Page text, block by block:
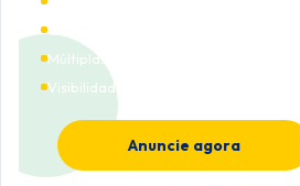
Múltiplas categorias
Visibilidade premium
Anuncie agora